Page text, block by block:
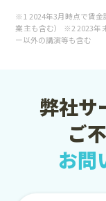
※1 2024年3月時点で賃金
業主も含む） ※2 2023年
ー以外の講演等も含む
弊社サ
ご
お問